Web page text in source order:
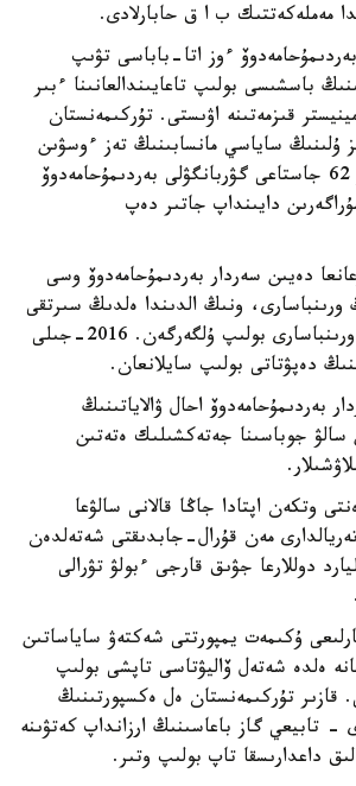
بەردىمۇحامەدوۆ ءوز اتا-باباسى تۋىپ
باسشىسى بولىپ تاعايىندالعانىنا ءبىر
قىزمەتىنە اۋىستى. تۇركىمەنستان
ۇلىنىڭ ساياسي مانسابىنىڭ تەز ءوسۋىن
تاۋەلسىز باقىلاۋشىلار 62 جاستاعى گۋربانگۋلى بەردىمۇحامەدوۆ
دايىنداپ جاتىر دەپ
دەيىن سەردار بەردىمۇحامەدوۆ وسى
ونىڭ الدىندا ەلدىڭ سىرتقى
ىستەر ءمينيسترىنىڭ ورىنباسارى بولىپ ۇلگەرگەن. 2016-جىلى
دەپۋتاتى بولىپ سايلانعان.
بەردىمۇحامەدوۆ احال ۋالاياتىنىڭ
سالۋ جوباسىنا جەتەكشىلىك ەتەتىن
وتكەن اپتادا جاڭا قالانى سالۋعا
مەن قۇرال-جابدىقتى شەتەلدەن
الۋعا 1,5 ميلليارد دوللارعا جۋىق قارجى ءبولۋ تۋرالى
ۇكىمەت يمپورتتى شەكتەۋ ساياساتىن
ەلدە شەتەل ۆاليۋتاسى تاپشى بولىپ
قازىر تۇركىمەنستان ەل ەكسپورتىنىڭ
تابيعي گاز باعاسىنىڭ ارزانداپ كەتۋىنە
داعدارىسقا تاپ بولىپ وتىر.